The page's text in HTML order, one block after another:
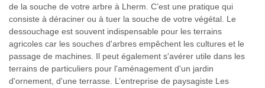
de la souche de votre arbre à Lherm. C’est une pratique qui
consiste à déraciner ou à tuer la souche de votre végétal. Le
dessouchage est souvent indispensable pour les terrains
agricoles car les souches d'arbres empêchent les cultures et le
passage de machines. Il peut également s'avérer utile dans les
terrains de particuliers pour l'aménagement d'un jardin
d'ornement, d'une terrasse. L’entreprise de paysagiste Les